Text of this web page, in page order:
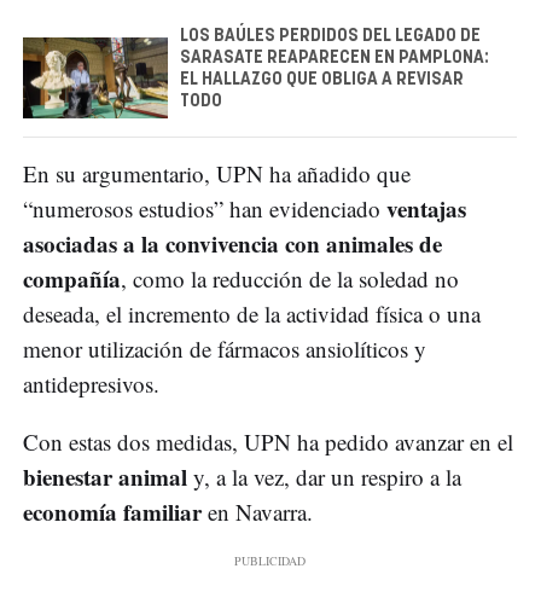
LOS BAÚLES PERDIDOS DEL LEGADO DE
SARASATE REAPARECEN EN PAMPLONA:
EL HALLAZGO QUE OBLIGA A REVISAR
TODO
En su argumentario, UPN ha añadido que
“numerosos estudios” han evidenciado ventajas
asociadas a la convivencia con animales de
compañía, como la reducción de la soledad no
deseada, el incremento de la actividad física o una
menor utilización de fármacos ansiolíticos y
antidepresivos.
Con estas dos medidas, UPN ha pedido avanzar en el
bienestar animal y, a la vez, dar un respiro a la
economía familiaren Navarra.